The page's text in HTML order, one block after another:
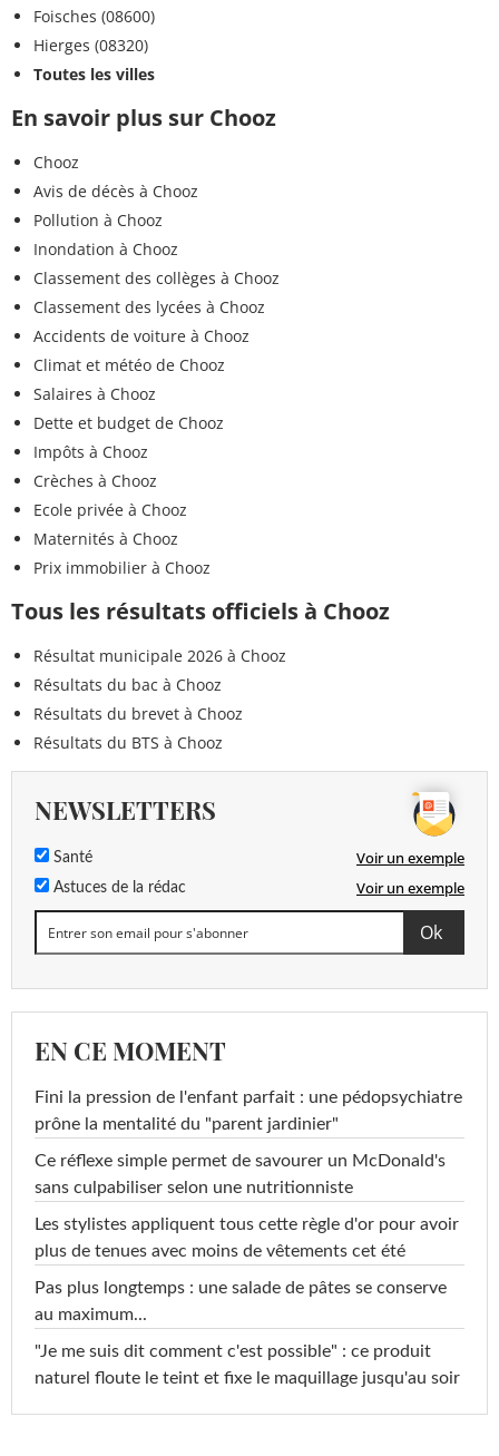
Foisches (08600)
Hierges (08320)
Toutes les villes
En savoir plus sur Chooz
Chooz
Avis de décès à Chooz
Pollution à Chooz
Inondation à Chooz
Classement des collèges à Chooz
Classement des lycées à Chooz
Accidents de voiture à Chooz
Climat et météo de Chooz
Salaires à Chooz
Dette et budget de Chooz
Impôts à Chooz
Crèches à Chooz
Ecole privée à Chooz
Maternités à Chooz
Prix immobilier à Chooz
Tous les résultats officiels à Chooz
Résultat municipale 2026 à Chooz
Résultats du bac à Chooz
Résultats du brevet à Chooz
Résultats du BTS à Chooz
NEWSLETTERS
Santé Voir un exemple
Astuces de la rédac Voir un exemple
EN CE MOMENT
Fini la pression de l'enfant parfait : une pédopsychiatre
prône la mentalité du "parent jardinier"
Ce réflexe simple permet de savourer un McDonald's
sans culpabiliser selon une nutritionniste
Les stylistes appliquent tous cette règle d'or pour avoir
plus de tenues avec moins de vêtements cet été
Pas plus longtemps : une salade de pâtes se conserve
au maximum...
"Je me suis dit comment c'est possible" : ce produit
naturel floute le teint et fixe le maquillage jusqu'au soir